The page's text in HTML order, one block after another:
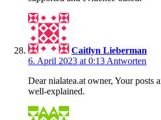
Caitlyn Lieberman
6. April 2023 at 0:13 Antworten
Dear nialatea.at owner, Your posts
well-explained.